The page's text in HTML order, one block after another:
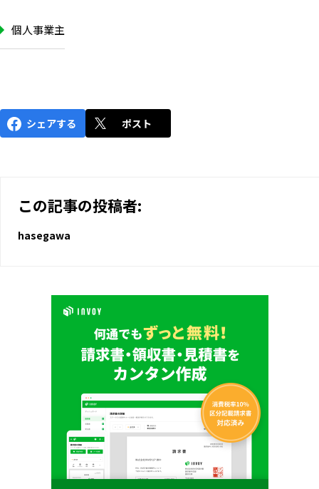
個人事業主
シェアする ポスト
この記事の投稿者:
hasegawa